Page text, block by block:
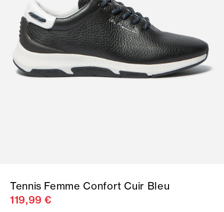
Tennis Femme Confort Cuir Bleu
119,99 €